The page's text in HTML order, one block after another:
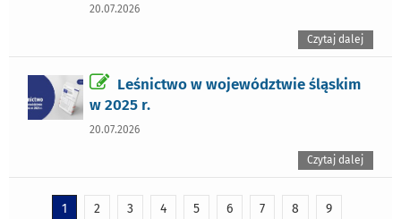
20.07.2026
Czytaj dalej
Leśnictwo w województwie śląskim
w 2025 r.
20.07.2026
Czytaj dalej
1 2 3 4 5 6 7 8 9